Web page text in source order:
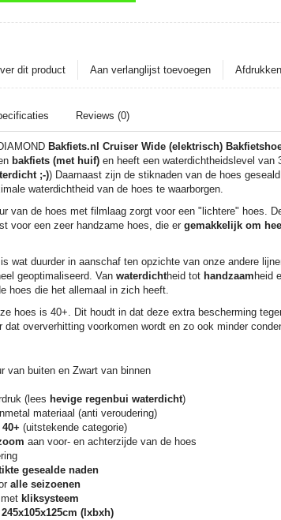
dit product Aan verlanglijst toevoegen Afdrukken
Reviews (0)
Bakfiets.nl Cruiser Wide (elektrisch)
bakfiets (met huif) en heeft een waterdichtheidslevel van
;-)) Daarnaast zijn de stiknaden van de hoes
waterdichtheid van de hoes te waarborgen.
van de hoes met filmlaag zorgt voor een "lichtere" hoes.
voor een zeer handzame hoes, die er gemakkelijk om
wat duurder in aanschaf ten opzichte van onze andere
geoptimaliseerd. Van waterdichtheid tot handzaam heid
hoes die het allemaal in zich heeft.
hoes is 40+. Dit houdt in dat deze extra bescherming
dat oververhitting voorkomen wordt en zo ook minder
van buiten en Zwart van binnen
(lees hevige regenbui waterdicht)
materiaal (anti veroudering)
(uitstekende categorie)
aan voor- en achterzijde van de hoes
gesealde naden
alle seizoenen
met kliksysteem
245x105x125cm (lxbxh)